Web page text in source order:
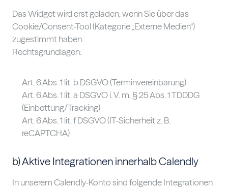
Das Widget wird erst geladen, wenn Sie über das
Cookie/Consent-Tool (Kategorie „Externe Medien“)
zugestimmt haben.
Rechtsgrundlagen:
Art. 6 Abs. 1 lit. b DSGVO (Terminvereinbarung)
Art. 6 Abs. 1 lit. a DSGVO i. V. m. § 25 Abs. 1 TDDDG
(Einbettung/Tracking)
Art. 6 Abs. 1 lit. f DSGVO (IT-Sicherheit z. B.
reCAPTCHA)
b) Aktive Integrationen innerhalb Calendly
In unserem Calendly-Konto sind folgende Integrationen